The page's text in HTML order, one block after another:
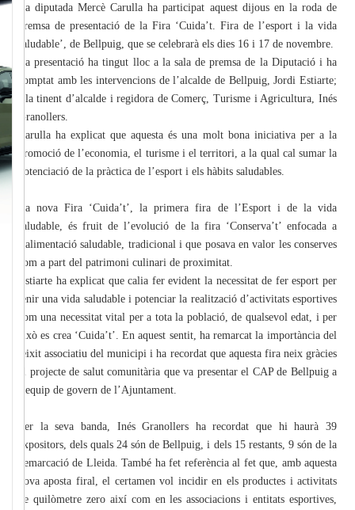
La diputada Mercè Carulla ha participat aquest dijous en la roda de
premsa de presentació de la Fira ‘Cuida’t. Fira de l’esport i la vida
saludable’, de Bellpuig, que se celebrarà els dies 16 i 17 de novembre.
La presentació ha tingut lloc a la sala de premsa de la Diputació i ha
comptat amb les intervencions de l’alcalde de Bellpuig, Jordi Estiarte;
i la tinent d’alcalde i regidora de Comerç, Turisme i Agricultura, Inés
Granollers.
Carulla ha explicat que aquesta és una molt bona iniciativa per a la
promoció de l’economia, el turisme i el territori, a la qual cal sumar la
potenciació de la pràctica de l’esport i els hàbits saludables.
La nova Fira ‘Cuida’t’, la primera fira de l’Esport i de la vida
saludable, és fruit de l’evolució de la fira ‘Conserva’t’ enfocada a
l’alimentació saludable, tradicional i que posava en valor les conserves
com a part del patrimoni culinari de proximitat.
Estiarte ha explicat que calia fer evident la necessitat de fer esport per
tenir una vida saludable i potenciar la realització d’activitats esportives
com una necessitat vital per a tota la població, de qualsevol edat, i per
això es crea ‘Cuida’t’. En aquest sentit, ha remarcat la importància del
teixit associatiu del municipi i ha recordat que aquesta fira neix gràcies
al projecte de salut comunitària que va presentar el CAP de Bellpuig a
l’equip de govern de l’Ajuntament.
Per la seva banda, Inés Granollers ha recordat que hi haurà 39
expositors, dels quals 24 són de Bellpuig, i dels 15 restants, 9 són de la
demarcació de Lleida. També ha fet referència al fet que, amb aquesta
nova aposta firal, el certamen vol incidir en els productes i activitats
de quilòmetre zero així com en les associacions i entitats esportives,